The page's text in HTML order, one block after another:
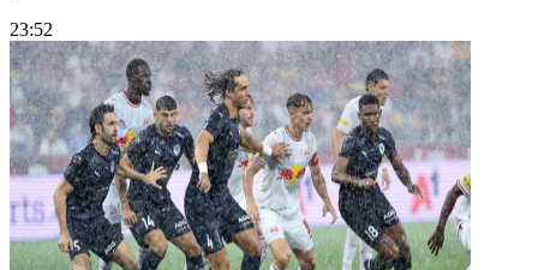
23:52